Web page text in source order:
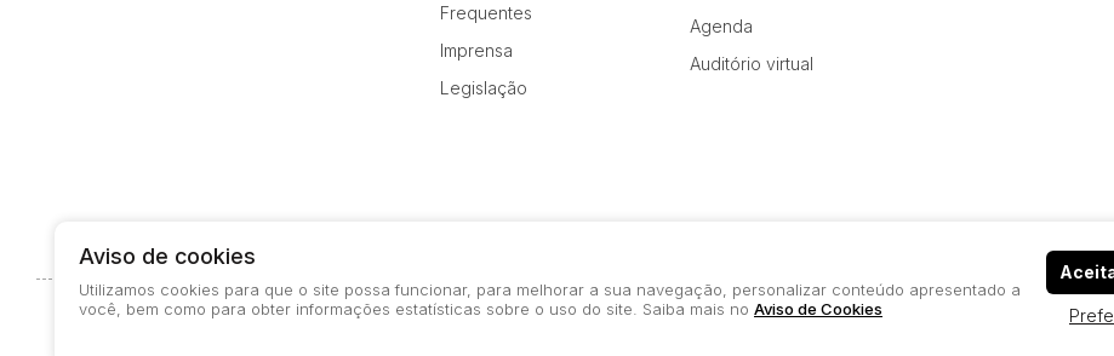
Frequentes
Imprensa
Legislação
Agenda
Auditório virtual
© 2026-present - Todos os direitos reservados Política de Privacidade Aviso de Cookies Termos de
Aviso de cookies
Utilizamos cookies para que o site possa funcionar, para melhorar a sua navegação, personalizar conteúdo apresentado a
você, bem como para obter informações estatísticas sobre o uso do site. Saiba mais no Aviso de Cookies